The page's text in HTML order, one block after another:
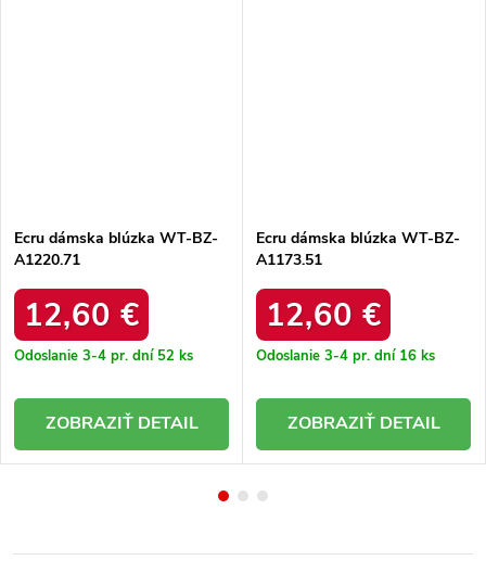
Ecru dámska blúzka WT-BZ-
A1220.71
12,60 €
Odoslanie 3-4 pr. dní 52 ks
DETAIL
Ecru dámska blúzka WT-BZ-
A1173.51
12,60 €
Odoslanie 3-4 pr. dní 16 ks
DETAIL